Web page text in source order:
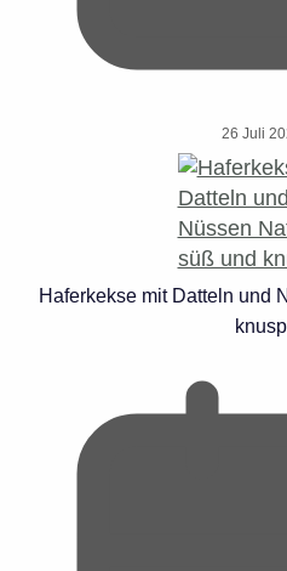
26 Juli
Haferkekse mit Datteln und